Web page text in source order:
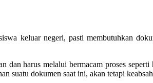
keluar negeri, pasti membutuhkan
dan harus melalui bermacam proses
suatu dokumen saat ini, akan tetapi